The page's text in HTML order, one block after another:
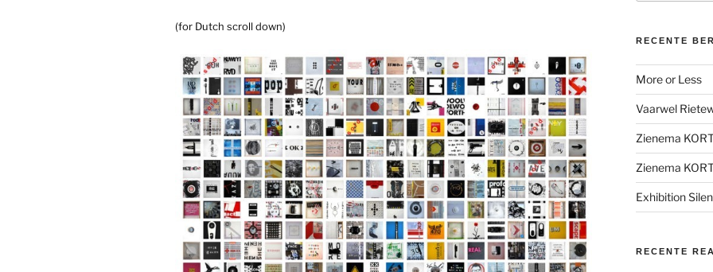
(for Dutch scroll down)
RECENTE
More or Less
Vaarwel
Zienema
Zienema
Exhibition
RECENTE